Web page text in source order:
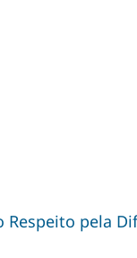
Respeito pela